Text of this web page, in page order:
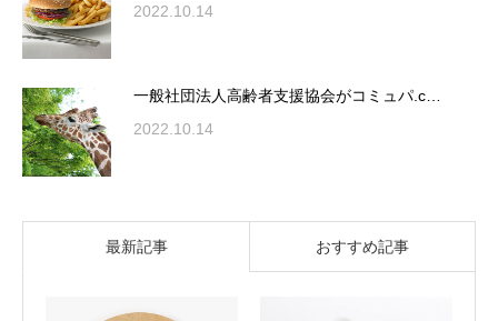
2022.10.14
一般社団法人高齢者支援協会がコミュパ.c…
2022.10.14
最新記事 おすすめ記事